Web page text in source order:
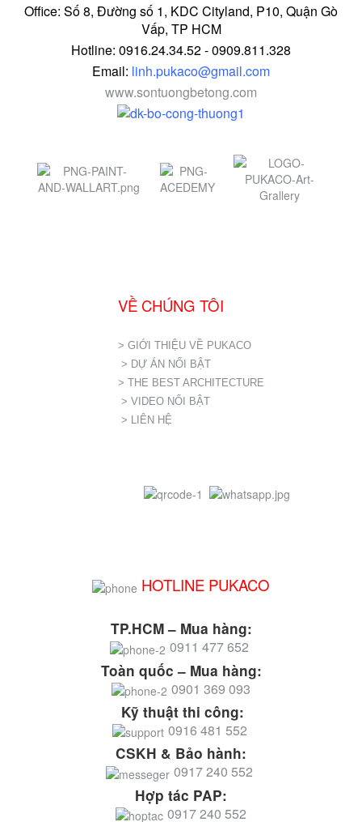
Office: Số 8, Đường số 1, KDC Cityland, P10, Quận Gò
Vấp, TP HCM
Hotline: 0916.24.34.52 - 0909.811.328
Email: linh.pukaco@gmail.com
www.sontuongbetong.com
VỀ CHÚNG TÔI
> GIỚI THIỆU VỀ PUKACO
> DỰ ÁN NỔI BẬT
> THE BEST ARCHITECTURE
> VIDEO NỔI BẬT
> LIÊN HỆ
HOTLINE PUKACO
TP.HCM – Mua hàng:
0911 477 652
Toàn quốc – Mua hàng:
0901 369 093
Kỹ thuật thi công:
0916 481 552
CSKH & Bảo hành:
0917 240 552
Hợp tác PAP:
0917 240 552